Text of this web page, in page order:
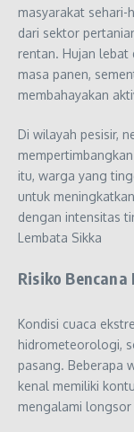
masyarakat sehari-
dari sektor
rentan. Hujan lebat
masa panen,
membahayakan
Di wilayah pesisir,
itu, warga yang
untuk
dengan intensitas
Lembata Sikka
Risiko
Kondisi cuaca
hidrometeorologi,
pasang. Beberapa
kenal memiliki
mengalami